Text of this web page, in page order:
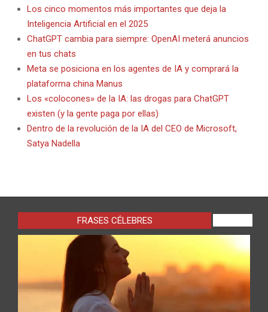
Los cinco momentos más importantes que deja la
Inteligencia Artificial en el 2025
ChatGPT cambia para siempre: OpenAI meterá anuncios
en tus chats
Meta se posiciona en los agentes de IA y comprará la
plataforma china Manus
Los «colocones» de la IA: las drogas para ChatGPT
existen (y la gente paga por ellas)
Dentro de la revolución de la IA del CEO de Microsoft,
Satya Nadella
FRASES CÉLEBRES